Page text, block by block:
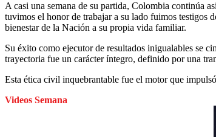
A casi una semana de su partida, Colombia continúa
tuvimos el honor de trabajar a su lado fuimos testigos
bienestar de la Nación a su propia vida familiar.
Su éxito como ejecutor de resultados inigualables se
trayectoria fue un carácter íntegro, definido por una
Esta ética civil inquebrantable fue el motor que
Videos Semana